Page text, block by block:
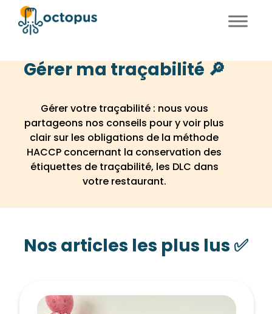
Gérer ma traçabilité 🔎
Gérer votre traçabilité : nous vous
partageons nos conseils pour y voir plus
clair sur les obligations de la méthode
HACCP concernant la conservation des
étiquettes de traçabilité, les DLC dans
votre restaurant.
Nos articles les plus lus ✅